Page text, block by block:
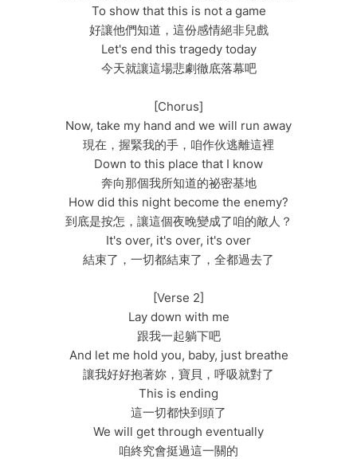
To show that this is not a game
好讓他們知道，這份感情絕非兒戲
Let's end this tragedy today
今天就讓這場悲劇徹底落幕吧
[Chorus]
Now, take my hand and we will run away
現在，握緊我的手，咱作伙逃離這裡
Down to this place that I know
奔向那個我所知道的祕密基地
How did this night become the enemy?
到底是按怎，讓這個夜晚變成了咱的敵人？
It's over, it's over, it's over
結束了，一切都結束了，全都過去了
[Verse 2]
Lay down with me
跟我一起躺下吧
And let me hold you, baby, just breathe
讓我好好抱著妳，寶貝，呼吸就對了
This is ending
這一切都快到頭了
We will get through eventually
咱終究會挺過這一關的